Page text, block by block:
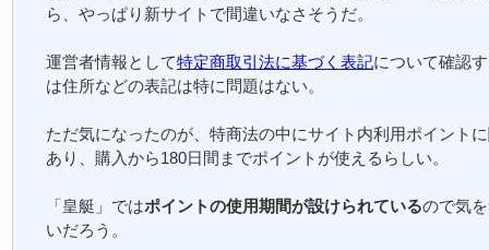
ら、やっぱり新サイトで間違いなさそうだ。
運営者情報として特定商取引法に基づく表記について確認
は住所などの表記は特に問題はない。
ただ気になったのが、特商法の中にサイト内利用ポイント
あり、購入から180日間までポイントが使えるらしい。
「皇艇」ではポイントの使用期間が設けられているので気
いだろう。